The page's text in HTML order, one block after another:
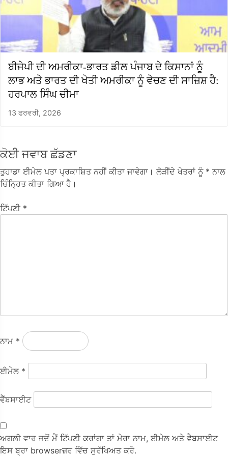
ਬੀਜੇਪੀ ਦੀ ਅਮਰੀਕਾ-ਭਾਰਤ ਡੀਲ ਪੰਜਾਬ ਦੇ ਕਿਸਾਨਾਂ ਨੂੰ
ਲਾਭ ਅਤੇ ਭਾਰਤ ਦੀ ਖੇਤੀ ਅਮਰੀਕਾ ਨੂੰ ਵੇਚਣ ਦੀ ਸਾਜ਼ਿਸ਼ ਹੈ:
ਹਰਪਾਲ ਸਿੰਘ ਚੀਮਾ
13 ਫਰਵਰੀ, 2026
ਕੋਈ ਜਵਾਬ ਛੱਡਣਾ
ਤੁਹਾਡਾ ਈਮੇਲ ਪਤਾ ਪ੍ਰਕਾਸ਼ਿਤ ਨਹੀਂ ਕੀਤਾ ਜਾਵੇਗਾ। ਲੋੜੀਂਦੇ ਖੇਤਰਾਂ ਨੂੰ * ਨਾਲ
ਚਿੰਨ੍ਹਿਤ ਕੀਤਾ ਗਿਆ ਹੈ।
ਟਿੱਪਣੀ *
ਨਾਮ *
ਈਮੇਲ *
ਵੈੱਬਸਾਈਟ
ਅਗਲੀ ਵਾਰ ਜਦੋਂ ਮੈਂ ਟਿੱਪਣੀ ਕਰਾਂਗਾ ਤਾਂ ਮੇਰਾ ਨਾਮ, ਈਮੇਲ ਅਤੇ ਵੈਬਸਾਈਟ
ਇਸ ਬ੍ਰਾ browserਜ਼ਰ ਵਿੱਚ ਸੁਰੱਖਿਅਤ ਕਰੋ.